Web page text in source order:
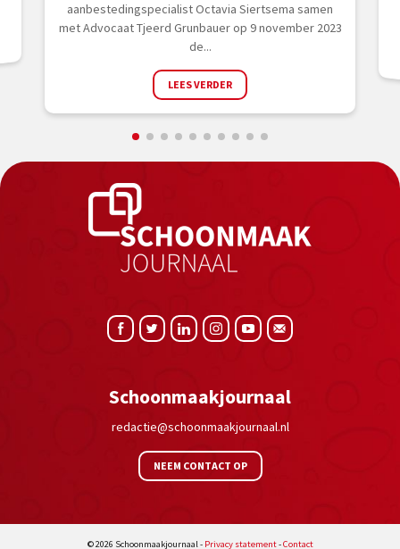
aanbestedingspecialist Octavia Siertsema samen
met Advocaat Tjeerd Grunbauer op 9 november 2023
de...
LEES VERDER
Schoonmaakjournaal
redactie@schoonmaakjournaal.nl
NEEM CONTACT OP
© 2026 Schoonmaakjournaal - Privacy statement-Contact